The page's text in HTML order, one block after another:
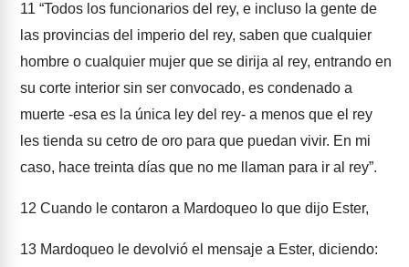
11 “Todos los funcionarios del rey, e incluso la gente de
las provincias del imperio del rey, saben que cualquier
hombre o cualquier mujer que se dirija al rey, entrando en
su corte interior sin ser convocado, es condenado a
muerte -esa es la única ley del rey- a menos que el rey
les tienda su cetro de oro para que puedan vivir. En mi
caso, hace treinta días que no me llaman para ir al rey”.
12 Cuando le contaron a Mardoqueo lo que dijo Ester,
13 Mardoqueo le devolvió el mensaje a Ester, diciendo: